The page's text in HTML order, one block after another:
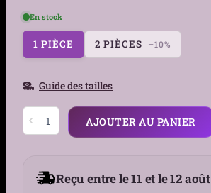
En stock
1 PIÈCE 2 PIÈCES –10%
Guide des tailles
quantité
de
Jarretière
AJOUTER AU PANIER
Reçu entre le 11 et le 12 août